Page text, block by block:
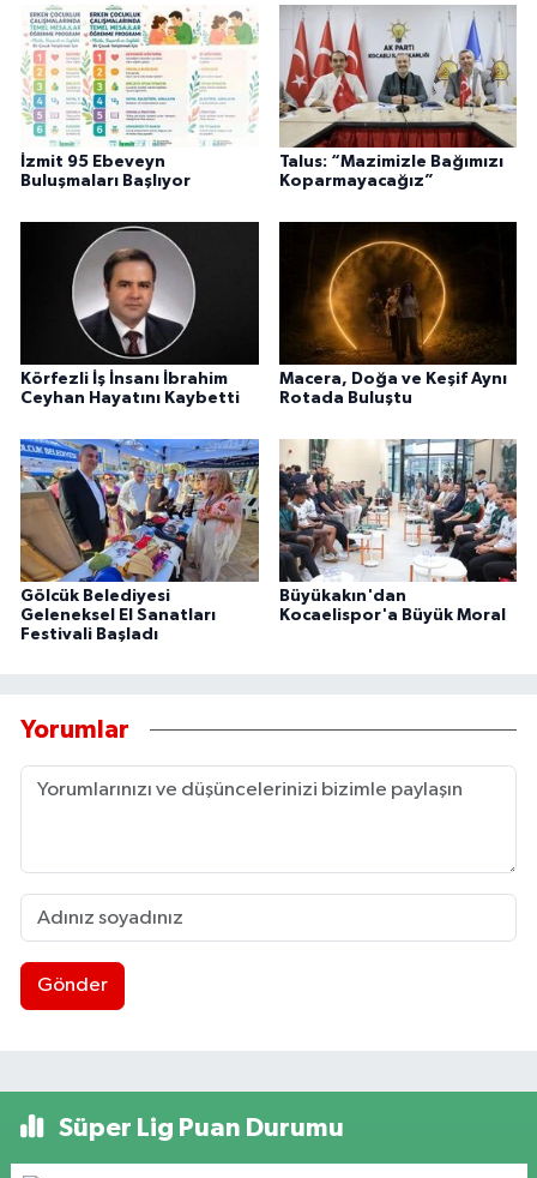
İzmit 95 Ebeveyn
Buluşmaları Başlıyor
Talus: “Mazimizle Bağımızı
Koparmayacağız”
Körfezli İş İnsanı İbrahim
Ceyhan Hayatını Kaybetti
Macera, Doğa ve Keşif Aynı
Rotada Buluştu
Gölcük Belediyesi
Geleneksel El Sanatları
Festivali Başladı
Büyükakın'dan
Kocaelispor'a Büyük Moral
Yorumlar
Gönder
Süper Lig Puan Durumu